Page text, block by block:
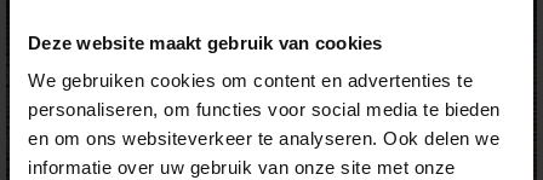
Deze website maakt gebruik van cookies
We gebruiken cookies om content en advertenties te
personaliseren, om functies voor social media te bieden
en om ons websiteverkeer te analyseren. Ook delen we
informatie over uw gebruik van onze site met onze